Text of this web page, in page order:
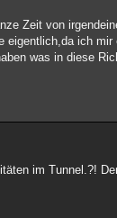
Zeit von
eigentlich,da ich
was in diese
im Tunnel.?!